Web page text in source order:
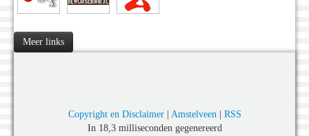
Meer links
Copyright en Disclaimer| Amstelveen
RSS
In 18,3 milliseconden gegenereerd